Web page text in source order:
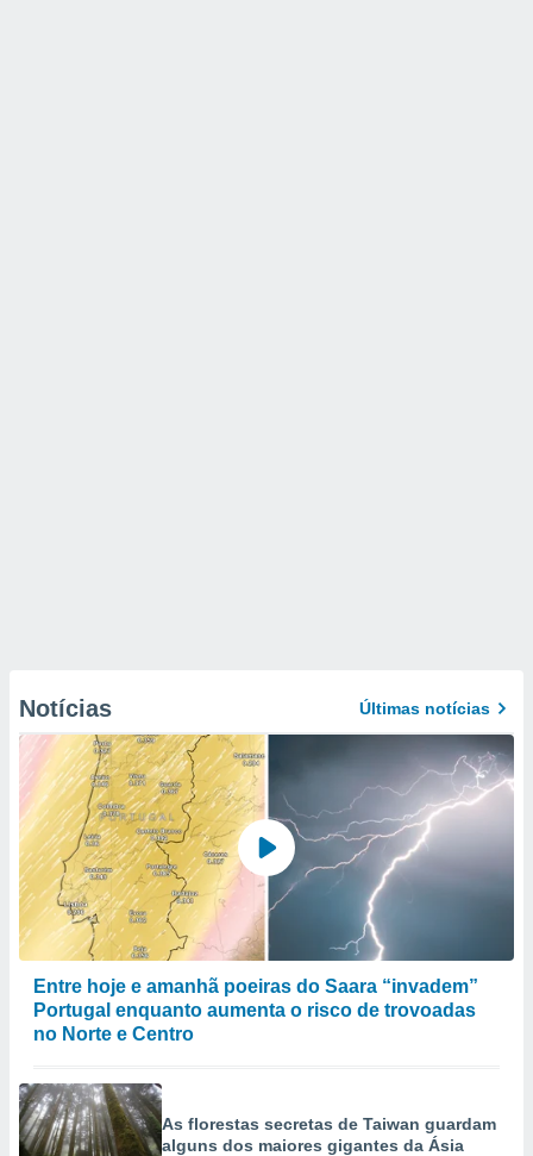
Notícias Últimas notícias
Entre hoje e amanhã poeiras do Saara “invadem”
Portugal enquanto aumenta o risco de trovoadas
no Norte e Centro
As florestas secretas de Taiwan guardam
alguns dos maiores gigantes da Ásia